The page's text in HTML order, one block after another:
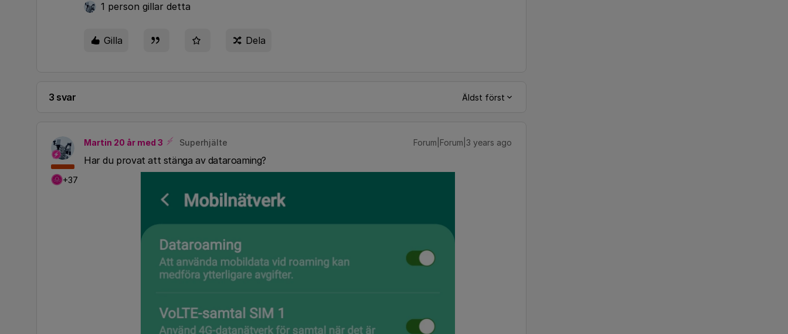
1 person gillar detta
Gilla Dela
3 svar Äldst först
+37
Martin 20 år med 3 Superhjälte Forum|Forum|3 years ago
Har du provat att stänga av dataroaming?